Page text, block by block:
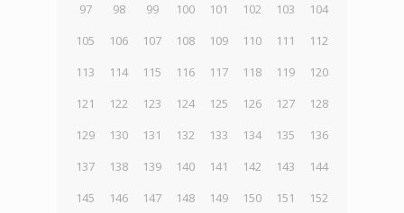
97
98 99 100 101 102 103
104
105
106 107 108 109 110 111
112
113
114 115 116 117 118 119
120
121
122 123 124 125 126 127
128
129
130 131 132 133 134 135
136
137
138 139 140 141 142 143
144
145
146 147 148 149 150 151
152